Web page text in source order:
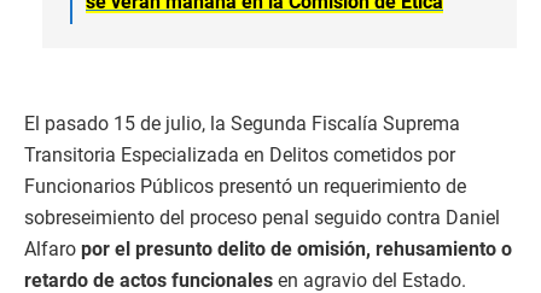
El pasado 15 de julio, la Segunda Fiscalía Suprema
Transitoria Especializada en Delitos cometidos por
Funcionarios Públicos presentó un requerimiento de
sobreseimiento del proceso penal seguido contra Daniel
Alfaro por el presunto delito de omisión, rehusamiento o
retardo de actos funcionales en agravio del Estado.